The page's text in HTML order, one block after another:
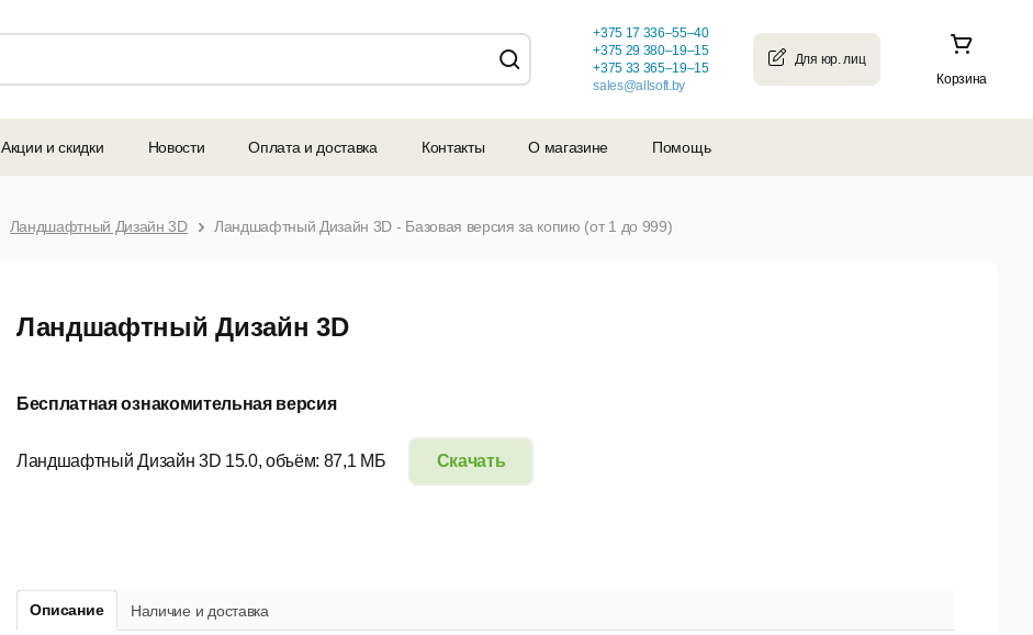
Корзина
+375 17 336–55–40
+375 29 380–19–15
+375 33 365–19–15
sales@allsoft.by
Акции и скидки Новости Оплата и доставка Контакты О магазине Помощь
Ландшафтный Дизайн 3D Ландшафтный Дизайн 3D - Базовая версия за копию (от 1 до 999)
Ландшафтный Дизайн 3D
Бесплатная ознакомительная версия
Скачать
Ландшафтный Дизайн 3D 15.0, объём: 87,1 МБ
Описание Наличие и доставка